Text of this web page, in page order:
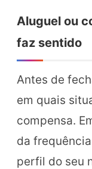
Aluguel ou
faz sentido
Antes de
em quais
compensa.
da
perfil do seu